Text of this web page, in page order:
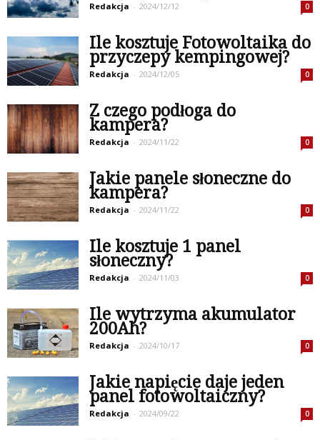
Redakcja - 2024/12/12 0
Ile kosztuje Fotowoltaika do
przyczepy kempingowej?
Redakcja - 2024/12/05 0
Z czego podłoga do
kampera?
Redakcja - 2024/11/22 0
Jakie panele słoneczne do
kampera?
Redakcja - 2024/11/22 0
Ile kosztuje 1 panel
słoneczny?
Redakcja - 2024/11/03 0
Ile wytrzyma akumulator
200Ah?
Redakcja - 2024/10/17 0
Jakie napięcie daje jeden
panel fotowoltaiczny?
Redakcja - 2024/09/22 0